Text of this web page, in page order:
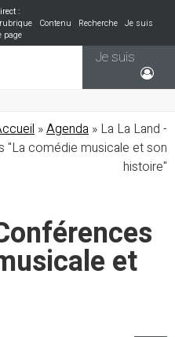
:
Contenu Recherche
Je suis
page
Je suis
»Agenda » La La Land -
"La comédie musicale et son
histoire"
et